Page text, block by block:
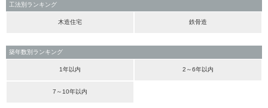
工法別ランキング
木造住宅 鉄骨造
築年数別ランキング
1年以内 2～6年以内
7～10年以内